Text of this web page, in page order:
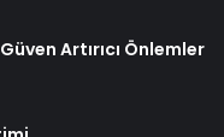
Artırıcı Önlemler